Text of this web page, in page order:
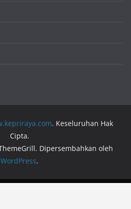
. Keseluruhan Hak
Cipta.
Dipersembahkan oleh
WordPress.